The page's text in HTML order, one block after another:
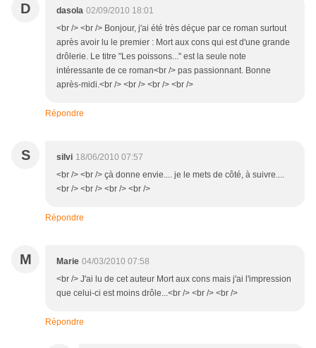
D dasola 02/09/2010 18:01
<br /> <br /> Bonjour, j'ai été très déçue par ce roman surtout
après avoir lu le premier : Mort aux cons qui est d'une grande
drôlerie. Le titre "Les poissons..." est la seule note
intéressante de ce roman<br /> pas passionnant. Bonne
après-midi.<br /> <br /> <br /> <br />
Répondre
S silvi 18/06/2010 07:57
<br /> <br /> çà donne envie.... je le mets de côté, à suivre....
<br /> <br /> <br /> <br />
Répondre
M Marie 04/03/2010 07:58
<br /> J'ai lu de cet auteur Mort aux cons mais j'ai l'impression
que celui-ci est moins drôle...<br /> <br /> <br />
Répondre